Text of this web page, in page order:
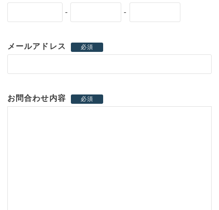
- -
メールアドレス 必須
お問合わせ内容 必須